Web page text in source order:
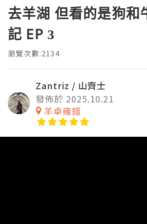
去羊湖 但看的是狗和
記 EP 3
瀏覽次數:2134
Zantriz / 山齊士
發佈於 2025.10.21
羊卓雍錯